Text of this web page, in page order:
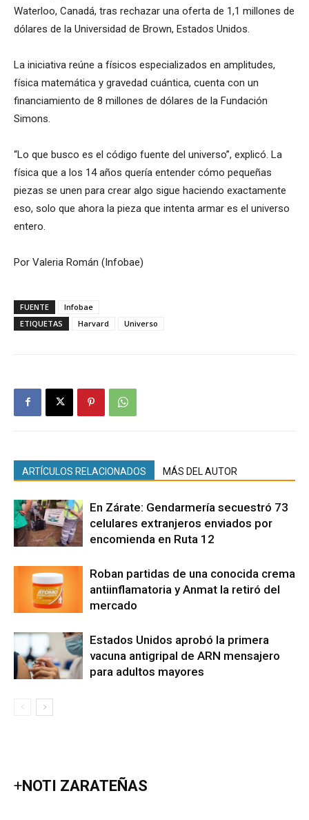
Waterloo, Canadá, tras rechazar una oferta de 1,1 millones de
dólares de la Universidad de Brown, Estados Unidos.
La iniciativa reúne a físicos especializados en amplitudes,
física matemática y gravedad cuántica, cuenta con un
financiamiento de 8 millones de dólares de la Fundación
Simons.
“Lo que busco es el código fuente del universo”, explicó. La
física que a los 14 años quería entender cómo pequeñas
piezas se unen para crear algo sigue haciendo exactamente
eso, solo que ahora la pieza que intenta armar es el universo
entero.
Por Valeria Román (Infobae)
FUENTE
Infobae
ETIQUETAS
Harvard Universo
ARTÍCULOS RELACIONADOS MÁS DEL AUTOR
En Zárate: Gendarmería secuestró 73
celulares extranjeros enviados por
encomienda en Ruta 12
Roban partidas de una conocida crema
antiinflamatoria y Anmat la retiró del
mercado
Estados Unidos aprobó la primera
vacuna antigripal de ARN mensajero
para adultos mayores
+NOTI ZARATEÑAS